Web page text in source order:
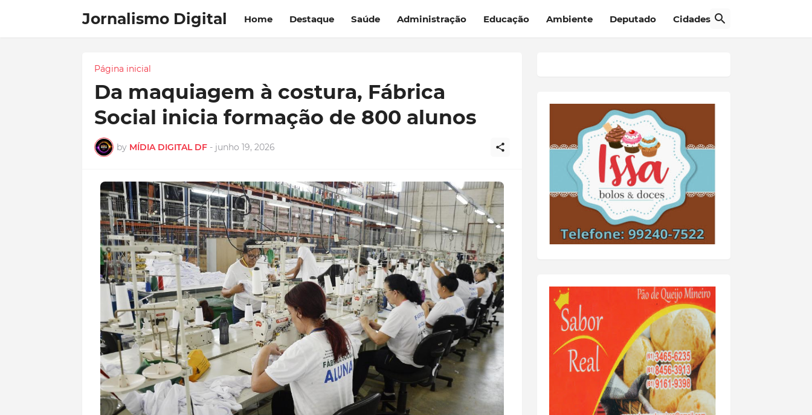
Jornalismo Digital Home Destaque Saúde Administração Educação Ambiente Deputado Cidades
Página inicial
Da maquiagem à costura, Fábrica
Social inicia formação de 800 alunos
by MÍDIA DIGITAL DF - junho 19, 2026